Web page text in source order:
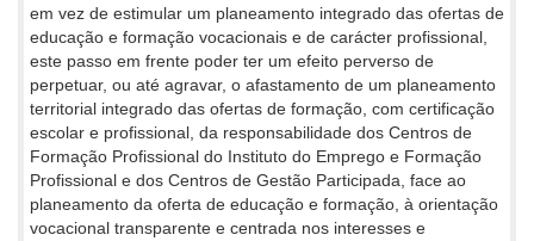
em vez de estimular um planeamento integrado das ofertas de
educação e formação vocacionais e de carácter profissional,
este passo em frente poder ter um efeito perverso de
perpetuar, ou até agravar, o afastamento de um planeamento
territorial integrado das ofertas de formação, com certificação
escolar e profissional, da responsabilidade dos Centros de
Formação Profissional do Instituto do Emprego e Formação
Profissional e dos Centros de Gestão Participada, face ao
planeamento da oferta de educação e formação, à orientação
vocacional transparente e centrada nos interesses e